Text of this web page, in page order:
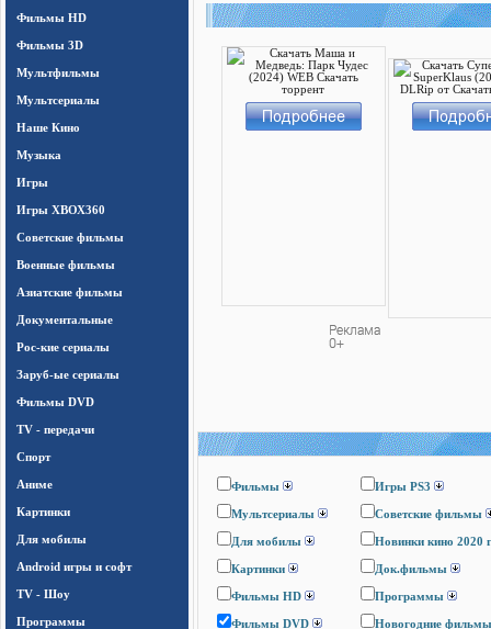
Фильмы HD
Фильмы 3D
Мультфильмы
Мультсериалы
Наше Кино
Музыка
Игры
Игры ХВОХ360
Cоветские фильмы
Военные фильмы
Азиатские фильмы
Документальные
Рос-кие сериалы
Заруб-ые сериалы
Фильмы DVD
TV - передачи
Спорт
Аниме
Картинки
Для мобилы
Android игры и софт
TV - Шоу
Программы
Фильмы Игры PS3
Мультсериалы Cоветские фильмы
Для мобилы Новинки кино 2020
Картинки Док.фильмы
Фильмы HD Программы
Фильмы DVD Новогодние фильмы